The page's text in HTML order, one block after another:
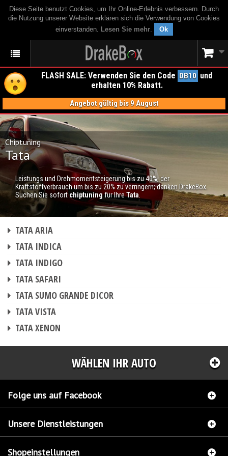
Diese Seite benutzt Cookies, um Ihr Online-Erlebnis verbessern. Durch
die Nutzung unserer Website erklären sich die Verwendung von Cookies
einverstanden. Lesen Sie mehr. Ok
FLASH SALE: Verwenden Sie den Code DB10 und
erhalten 10% Rabatt.
Angebot gültig bis 9 August
Chiptuning
Tata
Leistungs und Drehmomentsteigerung bis zu 40%, der
Kraftstoffverbrauch um bis zu 20% zu verringern; danken DrakeBox.
Suchen Sie sofortchiptuningfür IhreTata
TATA ARIA
TATA INDICA
TATA INDIGO
TATA SAFARI
TATA SUMO GRANDE DICOR
TATA VISTA
TATA XENON
WÄHLEN IHR AUTO
Folge uns auf Facebook
Unsere Dienstleistungen
Shopeinstellungen